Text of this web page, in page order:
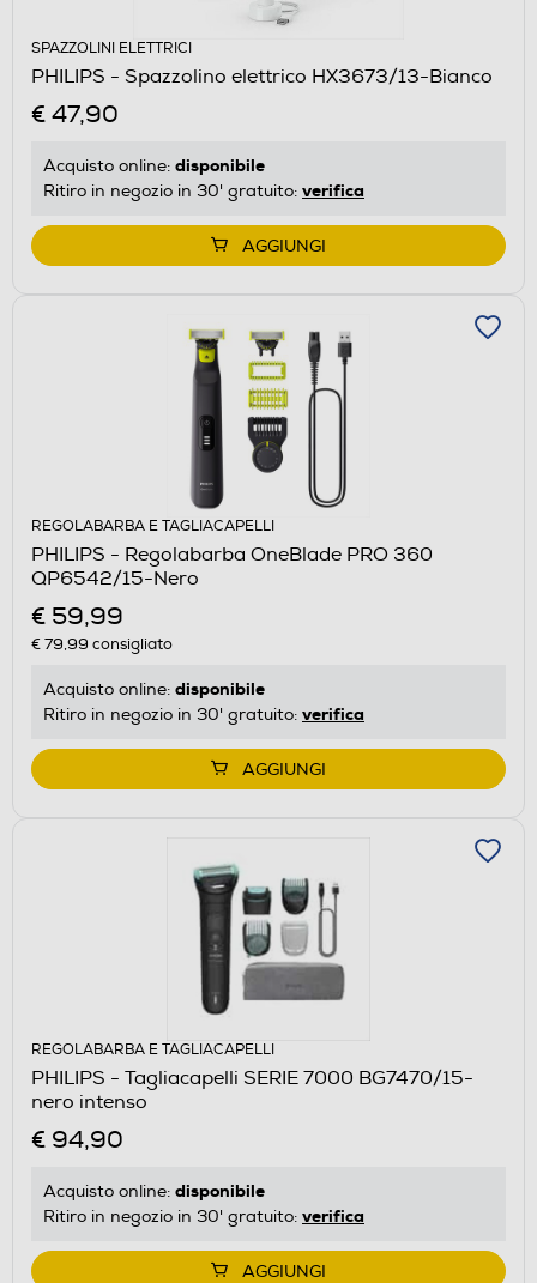
SPAZZOLINI ELETTRICI
PHILIPS - Spazzolino elettrico HX3673/13-Bianco
€ 47,90
Acquisto online: disponibile
Ritiro in negozio in 30' gratuito: verifica
AGGIUNGI
REGOLABARBA E TAGLIACAPELLI
PHILIPS - Regolabarba OneBlade PRO 360
QP6542/15-Nero
€ 59,99
€ 79,99 consigliato
Acquisto online: disponibile
Ritiro in negozio in 30' gratuito: verifica
AGGIUNGI
REGOLABARBA E TAGLIACAPELLI
PHILIPS - Tagliacapelli SERIE 7000 BG7470/15-
nero intenso
€ 94,90
Acquisto online: disponibile
Ritiro in negozio in 30' gratuito: verifica
AGGIUNGI